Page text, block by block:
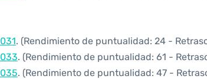
. (Rendimiento de puntualidad: 24 -
. (Rendimiento de puntualidad: 61 -
. (Rendimiento de puntualidad: 47 -